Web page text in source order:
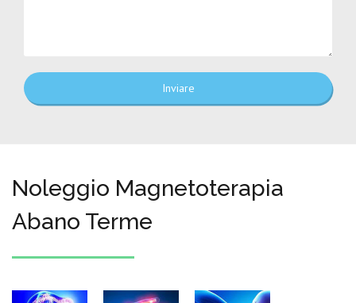
Inviare
Noleggio Magnetoterapia
Abano Terme